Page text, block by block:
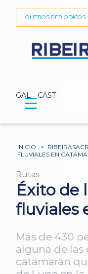
GAL CAST
OUTROS PERIÓDICOS
☰
INICIO >
FLUVIALES EN
Rutas
Éxito de
fluviales
Más de 430
alguna de las
catamarán